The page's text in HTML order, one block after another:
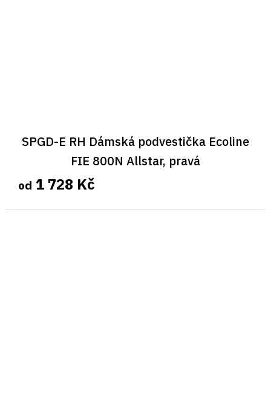
SPGD-E RH Dámská podvestička Ecoline
FIE 800N Allstar, pravá
od 1 728 Kč